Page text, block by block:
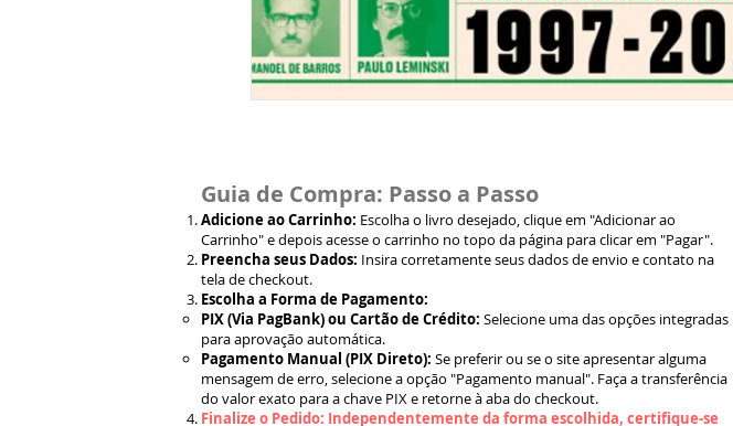
Guia de Compra: Passo a Passo
Adicione ao Carrinho: Escolha o livro desejado, clique em "Adicionar ao
Carrinho" e depois acesse o carrinho no topo da página para clicar em "Pagar".
Preencha seus Dados: Insira corretamente seus dados de envio e contato na
tela de checkout.
Escolha a Forma de Pagamento:
PIX (Via PagBank) ou Cartão de Crédito: Selecione uma das opções integradas
para aprovação automática.
Pagamento Manual (PIX Direto): Se preferir ou se o site apresentar alguma
mensagem de erro, selecione a opção "Pagamento manual". Faça a transferência
do valor exato para a chave PIX e retorne à aba do checkout.
Finalize o Pedido: Independentemente da forma escolhida, certifique-se